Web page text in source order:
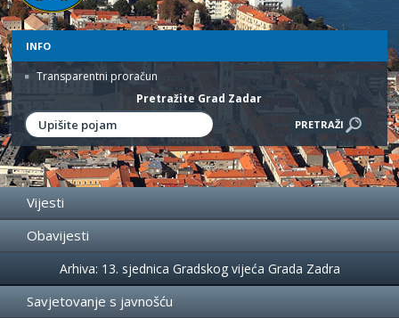
INFO
Transparentni proračun
Pretražite Grad Zadar
Vijesti
Obavijesti
Događanja
Arhiva: 13. sjednica Gradskog vijeća Grada Zadra
Savjetovanje s javnošću